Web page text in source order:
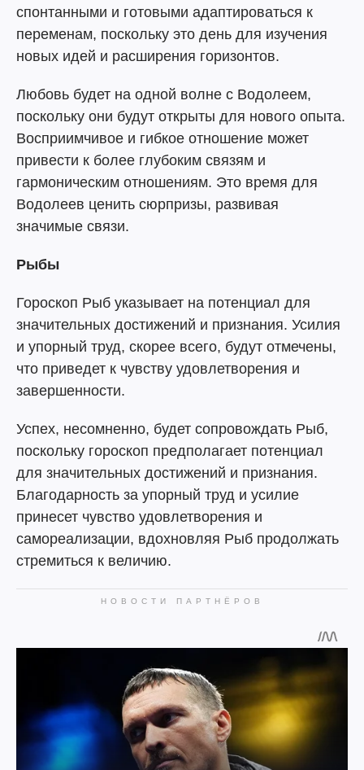
спонтанными и готовыми адаптироваться к
переменам, поскольку это день для изучения
новых идей и расширения горизонтов.
Любовь будет на одной волне с Водолеем,
поскольку они будут открыты для нового опыта.
Восприимчивое и гибкое отношение может
привести к более глубоким связям и
гармоническим отношениям. Это время для
Водолеев ценить сюрпризы, развивая
значимые связи.
Рыбы
Гороскоп Рыб указывает на потенциал для
значительных достижений и признания. Усилия
и упорный труд, скорее всего, будут отмечены,
что приведет к чувству удовлетворения и
завершенности.
Успех, несомненно, будет сопровождать Рыб,
поскольку гороскоп предполагает потенциал
для значительных достижений и признания.
Благодарность за упорный труд и усилие
принесет чувство удовлетворения и
самореализации, вдохновляя Рыб продолжать
стремиться к величию.